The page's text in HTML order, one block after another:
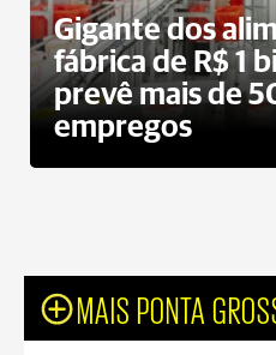
Gigante dos
fábrica de R$ 1
prevê mais de
empregos
MAIS PONTA